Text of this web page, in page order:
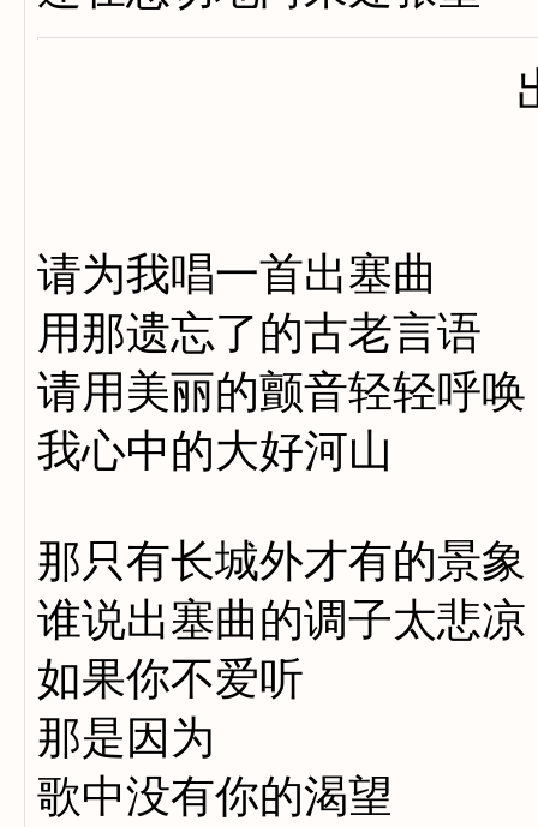
请为我唱一首出塞曲
用那遗忘了的古老言语
请用美丽的颤音轻轻呼唤
我心中的大好河山
那只有长城外才有的景象
谁说出塞曲的调子太悲凉
如果你不爱听
那是因为
歌中没有你的渴望